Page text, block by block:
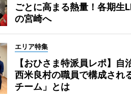
ごとに高まる熱量！各期生
の宮崎へ
エリア特集
【おひさま特派員レポ】自
西米良村の職員で構成され
チーム」とは